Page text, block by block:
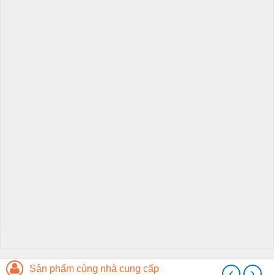
Sản phẩm cùng nhà cung cấp